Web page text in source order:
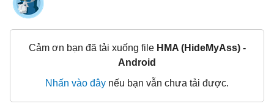
Cảm ơn bạn đã tải xuống file HMA (HideMyAss) -
Android
Nhấn vào đây nếu bạn vẫn chưa tải được.